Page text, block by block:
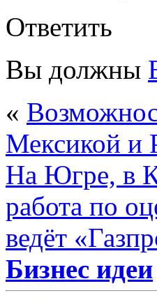
Ответить
Вы должны
«
Мексикой и
На Югре, в
работа по
ведёт
Бизнес идеи